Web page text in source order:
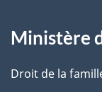
e
Ministère
Droit de la